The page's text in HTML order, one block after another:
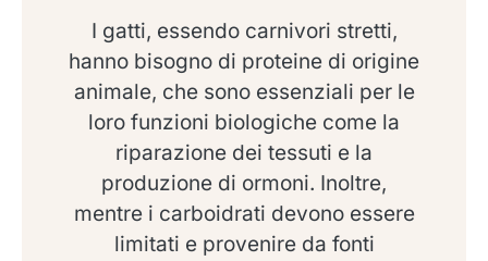
I gatti, essendo carnivori stretti,
hanno bisogno di proteine di origine
animale, che sono essenziali per le
loro funzioni biologiche come la
riparazione dei tessuti e la
produzione di ormoni. Inoltre,
mentre i carboidrati devono essere
limitati e provenire da fonti